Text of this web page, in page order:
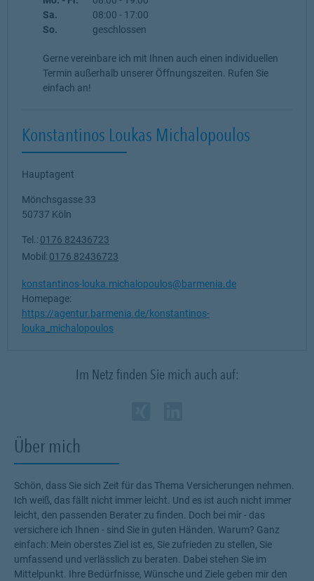
Über mich
Schön, dass Sie sich Zeit für das Thema Versicherungen nehmen.
Ich weiß, das fällt nicht immer leicht. Und es ist auch nicht immer
leicht, den passenden Berater zu finden. Doch bei mir - das
versichere ich Ihnen - sind Sie in guten Händen. Warum? Ganz
einfach: Mein oberstes Ziel ist es, Sie zufrieden zu stellen, Sie
umfassend und verlässlich zu beraten. Dabei stehen Sie im
Mittelpunkt. Ihre Bedürfnisse, Wünsche und Ziele geben mir den
Sa.
08:00 - 17:00
So.
geschlossen
Gerne vereinbare ich mit Ihnen auch einen individuellen
Termin außerhalb unserer Öffnungszeiten. Rufen Sie
einfach an!
Konstantinos Loukas Michalopoulos
Hauptagent
Mönchsgasse 33
50737 Köln
Tel.: 0176 82436723
Mobil: 0176 82436723
konstantinos-louka.michalopoulos@barmenia.de
Homepage:
https://agentur.barmenia.de/konstantinos-
louka_michalopoulos
Im Netz finden Sie mich auch auf: